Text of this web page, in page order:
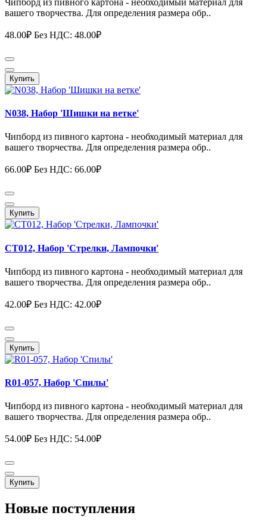
вашего творчества. Для определения размера обр..
48.00₽ Без НДС: 48.00₽
Купить
N038, Набор 'Шишки на ветке'
Чипборд из пивного картона - необходимый материал для
вашего творчества. Для определения размера обр..
66.00₽ Без НДС: 66.00₽
Купить
СТ012, Набор 'Стрелки, Лампочки'
Чипборд из пивного картона - необходимый материал для
вашего творчества. Для определения размера обр..
42.00₽ Без НДС: 42.00₽
Купить
R01-057, Набор 'Спилы'
Чипборд из пивного картона - необходимый материал для
вашего творчества. Для определения размера обр..
54.00₽ Без НДС: 54.00₽
Купить
Новые поступления